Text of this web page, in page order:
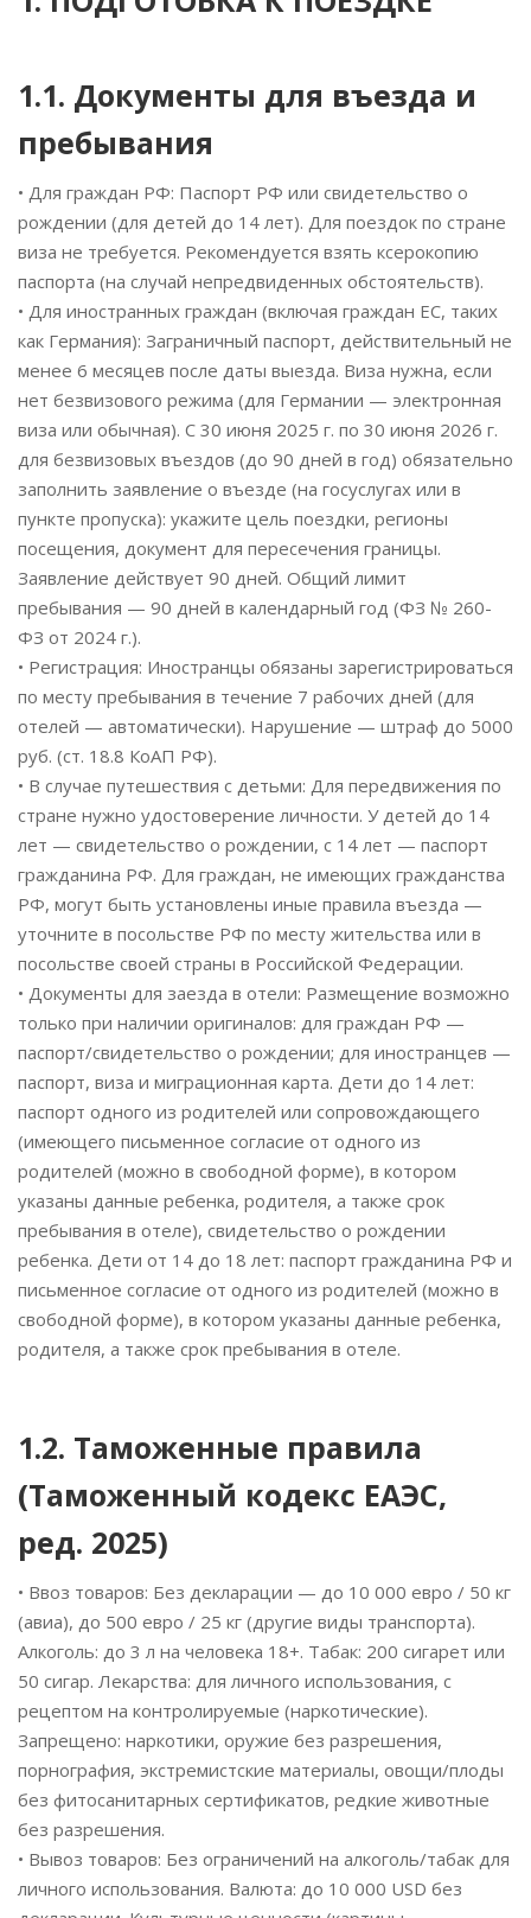
1.1. Документы для въезда и
пребывания
• Для граждан РФ: Паспорт РФ или свидетельство о
рождении (для детей до 14 лет). Для поездок по стране
виза не требуется. Рекомендуется взять ксерокопию
паспорта (на случай непредвиденных обстоятельств).
• Для иностранных граждан (включая граждан ЕС, таких
как Германия): Заграничный паспорт, действительный не
менее 6 месяцев после даты выезда. Виза нужна, если
нет безвизового режима (для Германии — электронная
виза или обычная). С 30 июня 2025 г. по 30 июня 2026 г.
для безвизовых въездов (до 90 дней в год) обязательно
заполнить заявление о въезде (на госуслугах или в
пункте пропуска): укажите цель поездки, регионы
посещения, документ для пересечения границы.
Заявление действует 90 дней. Общий лимит
пребывания — 90 дней в календарный год (ФЗ № 260-
ФЗ от 2024 г.).
• Регистрация: Иностранцы обязаны зарегистрироваться
по месту пребывания в течение 7 рабочих дней (для
отелей — автоматически). Нарушение — штраф до 5000
руб. (ст. 18.8 КоАП РФ).
• В случае путешествия с детьми: Для передвижения по
стране нужно удостоверение личности. У детей до 14
лет — свидетельство о рождении, с 14 лет — паспорт
гражданина РФ. Для граждан, не имеющих гражданства
РФ, могут быть установлены иные правила въезда —
уточните в посольстве РФ по месту жительства или в
посольстве своей страны в Российской Федерации.
• Документы для заезда в отели: Размещение возможно
только при наличии оригиналов: для граждан РФ —
паспорт/свидетельство о рождении; для иностранцев —
паспорт, виза и миграционная карта. Дети до 14 лет:
паспорт одного из родителей или сопровождающего
(имеющего письменное согласие от одного из
родителей (можно в свободной форме), в котором
указаны данные ребенка, родителя, а также срок
пребывания в отеле), свидетельство о рождении
ребенка. Дети от 14 до 18 лет: паспорт гражданина РФ и
письменное согласие от одного из родителей (можно в
свободной форме), в котором указаны данные ребенка,
родителя, а также срок пребывания в отеле.
1.2. Таможенные правила
(Таможенный кодекс ЕАЭС,
ред. 2025)
• Ввоз товаров: Без декларации — до 10 000 евро / 50 кг
(авиа), до 500 евро / 25 кг (другие виды транспорта).
Алкоголь: до 3 л на человека 18+. Табак: 200 сигарет или
50 сигар. Лекарства: для личного использования, с
рецептом на контролируемые (наркотические).
Запрещено: наркотики, оружие без разрешения,
порнография, экстремистские материалы, овощи/плоды
без фитосанитарных сертификатов, редкие животные
без разрешения.
• Вывоз товаров: Без ограничений на алкоголь/табак для
личного использования. Валюта: до 10 000 USD без